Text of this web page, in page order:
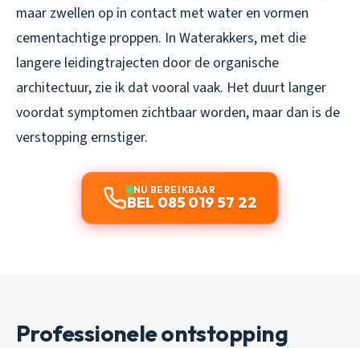
maar zwellen op in contact met water en vormen
cementachtige proppen. In Waterakkers, met die
langere leidingtrajecten door de organische
architectuur, zie ik dat vooral vaak. Het duurt langer
voordat symptomen zichtbaar worden, maar dan is de
verstopping ernstiger.
NU BEREIKBAAR
BEL 085 019 57 22
Professionele ontstopping